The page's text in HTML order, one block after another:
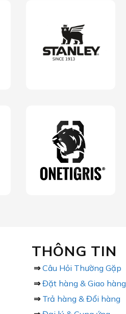
THÔNG TIN
⇒ Câu Hỏi Thường Gặp
⇒ Đặt hàng & Giao hàng
⇒ Trả hàng & Đổi hàng